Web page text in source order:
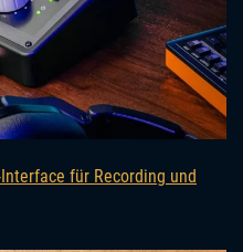
für Recording und